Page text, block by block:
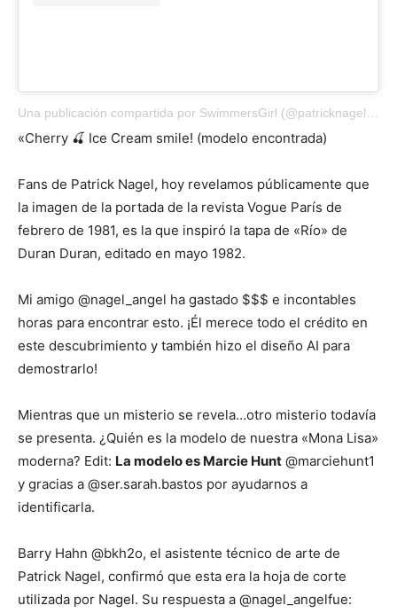
«Cherry 🍒 Ice Cream smile! (modelo encontrada)
Fans de Patrick Nagel, hoy revelamos públicamente que
la imagen de la portada de la revista Vogue París de
febrero de 1981, es la que inspiró la tapa de «Río» de
Duran Duran, editado en mayo 1982.
Mi amigo @nagel_angel ha gastado $$$ e incontables
horas para encontrar esto. ¡Él merece todo el crédito en
este descubrimiento y también hizo el diseño AI para
demostrarlo!
Mientras que un misterio se revela…otro misterio todavía
se presenta. ¿Quién es la modelo de nuestra «Mona Lisa»
moderna? Edit: La modelo es Marcie Hunt @marciehunt1
y gracias a @ser.sarah.bastos por ayudarnos a
identificarla.
Barry Hahn @bkh2o, el asistente técnico de arte de
Patrick Nagel, confirmó que esta era la hoja de corte
utilizada por Nagel. Su respuesta a @nagel_angelfue: